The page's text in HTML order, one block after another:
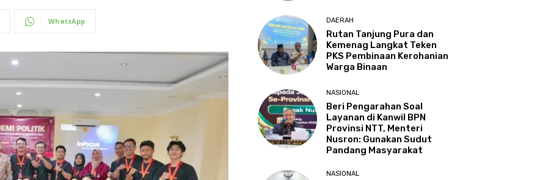
WhatsApp DAERAH
Rutan Tanjung Pura dan
Kemenag Langkat Teken
PKS Pembinaan Kerohanian
Warga Binaan
NASIONAL
Beri Pengarahan Soal
Layanan di Kanwil BPN
Provinsi NTT, Menteri
Nusron: Gunakan Sudut
Pandang Masyarakat
NASIONAL